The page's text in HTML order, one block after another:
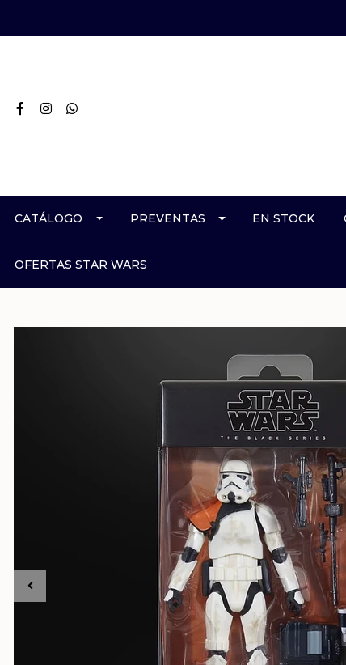
CATÁLOGO PREVENTAS EN STOCK
OFERTAS STAR WARS